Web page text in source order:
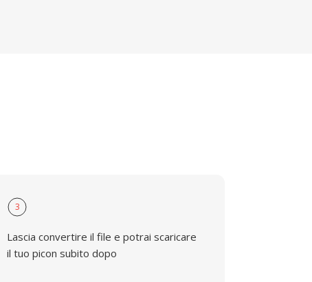
3
Lascia convertire il file e potrai scaricare
il tuo picon subito dopo